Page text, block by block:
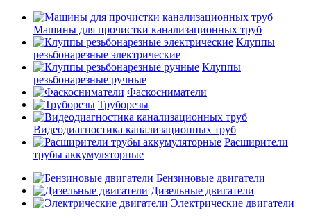
Машины для прочистки канализационных труб
Клуппы
резьбонарезные электрические
Клуппы
резьбонарезные ручные
Фаскосниматели
Труборезы
Видеодиагностика канализационных труб
Расширители
трубы аккумуляторные
Бензиновые двигатели
Дизельные двигатели
Электрические двигатели